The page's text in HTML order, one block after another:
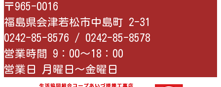
〒965-0016
福島県会津若松市中島町 2-31
0242-85-8576 / 0242-85-8578
営業時間 9：00〜18：00
営業日 月曜日〜金曜日